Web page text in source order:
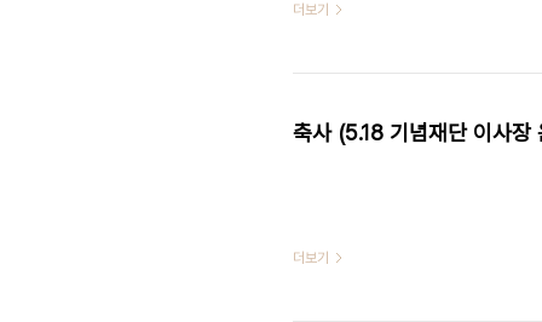
더보기
축사 (5.18 기념재단 이사장
더보기